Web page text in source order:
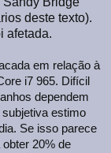
deste texto).
afetada.
em relação à
i7 965. Difícil
dependem
estimo
Se isso parece
20% de